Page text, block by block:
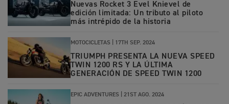
Nuevas Rocket 3 Evel Knievel de
edición limitada: Un tributo al piloto
más intrépido de la historia
MOTOCICLETAS | 17TH SEP. 2024
TRIUMPH PRESENTA LA NUEVA SPEED
TWIN 1200 RS Y LA ÚLTIMA
GENERACIÓN DE SPEED TWIN 1200
EPIC ADVENTURES 21ST AGO. 2024